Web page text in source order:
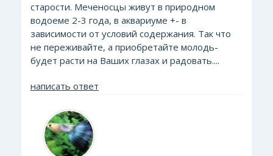
старости. Меченосцы живут в природном
водоеме 2-3 года, в аквариуме +- в
зависимости от условий содержания. Так что
не переживайте, а приобретайте молодь-
будет расти на Ваших глазах и радовать....
написать ответ